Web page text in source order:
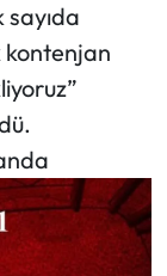
kontenjan